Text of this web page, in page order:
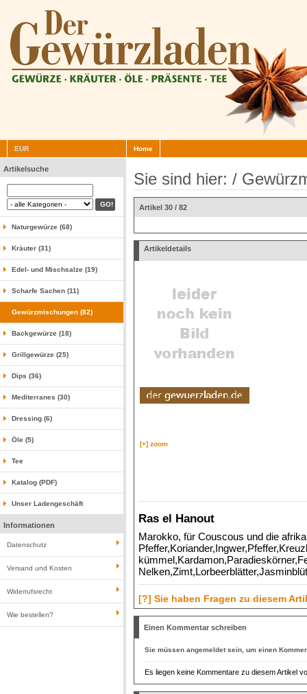
EUR Home
Artikelsuche
Naturgewürze (68)
Kräuter (31)
Edel- und Mischsalze (19)
Scharfe Sachen (11)
Gewürzmischungen (82)
Backgewürze (18)
Grillgewürze (25)
Dips (36)
Mediterranes (30)
Dressing (6)
Öle (5)
Tee
Katalog (PDF)
Unser Ladengeschäft
Informationen
Datenschutz
Versand und Kosten
Widerrufsrecht
Wie bestellen?
Sie sind hier: /
Artikel 30 / 82
Artikeldetails
[+] zoom
Ras el Hanout
Marokko, für Couscous und die
[?] Sie haben Fragen zu diesem
Einen Kommentar schreiben
Sie müssen angemeldetsein, um einen
Es liegen keine Kommentare zu diesem Artikel